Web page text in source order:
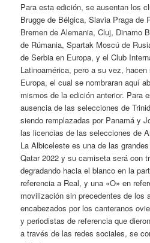
Para esta edición, se ausentan los
Brugge de Bélgica, Slavia Praga de
Bremen de Alemania, Cluj, Dinamo
de Rúmania, Spartak Moscú de
de Serbia en Europa, y el Club
Latinoamérica, pero a su vez,
Europa, el cual se nombraran aquí
mismos de la edición anterior. Para
ausencia de las selecciones de
siendo remplazadas por Panamá y
las licencias de las selecciones de
La Albiceleste es una de las
Qatar 2022 y su camiseta será con
degradando hacia el blanco en la
referencia a Real, y una «O» en
movilización sin precedentes de los
encabezados por los canteranos
y periodistas de referencia que
a través de las redes sociales, se